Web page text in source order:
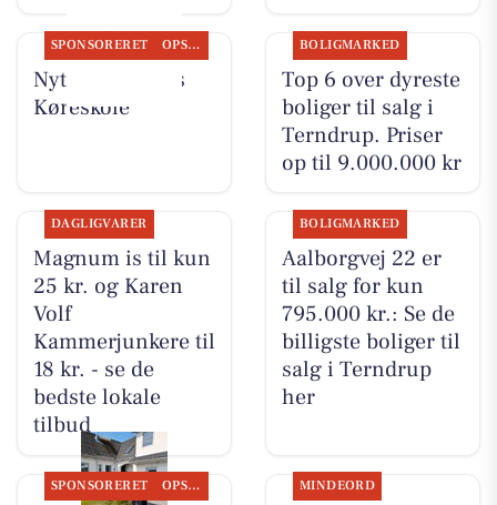
SPONSORERET OPSLAGSTAVLEN
Nyt fra Kudahls
Køreskole
BOLIGMARKED
Top 6 over dyreste
boliger til salg i
Terndrup. Priser
op til 9.000.000 kr
DAGLIGVARER
Magnum is til kun
25 kr. og Karen
Volf
Kammerjunkere til
18 kr. - se de
bedste lokale
tilbud
BOLIGMARKED
Aalborgvej 22 er
til salg for kun
795.000 kr.: Se de
billigste boliger til
salg i Terndrup
her
SPONSORERET OPSLAGSTAVLEN MINDEORD